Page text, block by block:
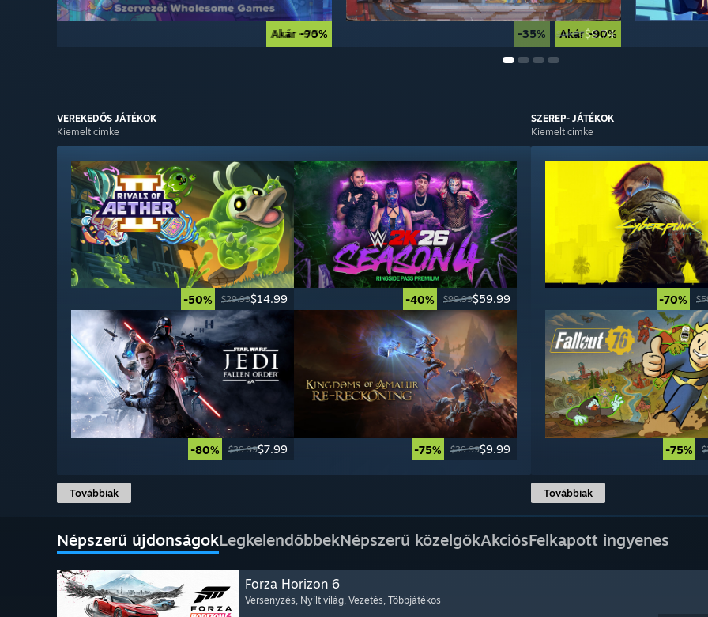
Akár -90% Akár -90%
Akár -75% -35% $14.99$9.74
VEREKEDŐS JÁTÉKOK
Kiemelt címke
-50% $29.99$14.99 -40% $99.99$59.99
-80% $39.99$7.99 -75% $39.99$9.99
Továbbiak
SZEREP- JÁTÉKOK
Kiemelt címke
-70%
-75%
Továbbiak
Népszerű újdonságokLegkelendőbbekNépszerű közelgőkAkciósFelkapott ingyenes
Forza Horizon 6
Versenyzés, Nyílt világ, Vezetés, Többjátékos